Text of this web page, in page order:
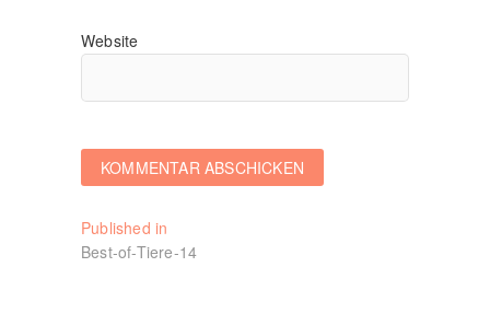
Website
Beitragsnavigation
Published in
Best-of-Tiere-14